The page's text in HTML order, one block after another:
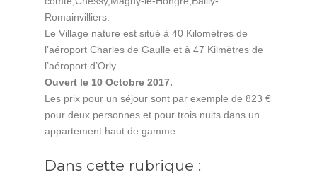
Romainvilliers.
Le Village nature est situé à 40 Kilomètres de
l’aéroport Charles de Gaulle et à 47 Kilmètres de
l’aéroport d’Orly.
Ouvert le 10 Octobre 2017.
Les prix pour un séjour sont par exemple de 823 €
pour deux personnes et pour trois nuits dans un
appartement haut de gamme.
Dans cette rubrique :